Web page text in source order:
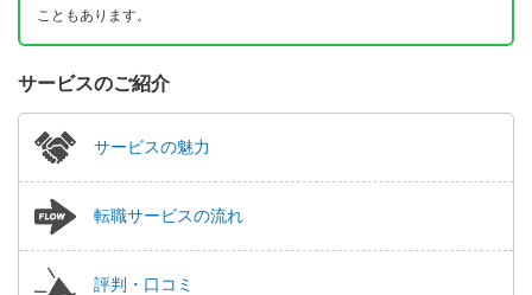
こともあります。
サービスのご紹介
サービスの魅力
転職サービスの流れ
評判・口コミ